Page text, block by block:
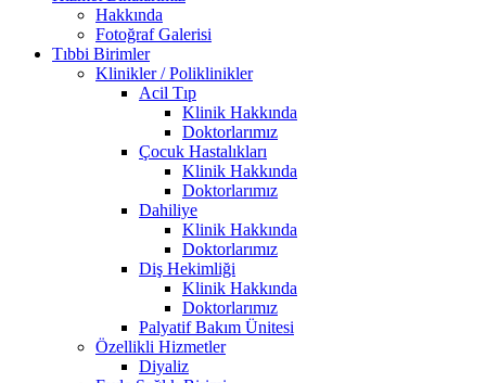
Hakkında
Fotoğraf Galerisi
Tıbbi Birimler
Klinikler / Poliklinikler
Acil Tıp
Klinik Hakkında
Doktorlarımız
Çocuk Hastalıkları
Klinik Hakkında
Doktorlarımız
Dahiliye
Klinik Hakkında
Doktorlarımız
Diş Hekimliği
Klinik Hakkında
Doktorlarımız
Palyatif Bakım Ünitesi
Özellikli Hizmetler
Diyaliz